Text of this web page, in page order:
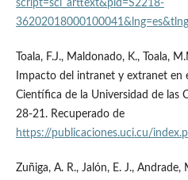
script=sci_arttext&pid=S2218-
Toala, F.J., Maldonado, K., Toala,
Impacto del intranet y extranet en
Científica de la Universidad de las
28-21. Recuperado de
https://publicaciones.uci.cu/
Zuñiga, A. R., Jalón, E. J., Andrade,